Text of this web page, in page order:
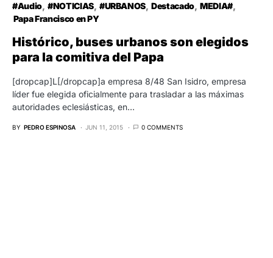
#Audio #NOTICIAS #URBANOS Destacado MEDIA#
Papa Francisco en PY
Histórico, buses urbanos son elegidos
para la comitiva del Papa
[dropcap]L[/dropcap]a empresa 8/48 San Isidro, empresa
líder fue elegida oficialmente para trasladar a las máximas
autoridades eclesiásticas, en…
BY PEDRO ESPINOSA JUN 11, 2015 0 COMMENTS